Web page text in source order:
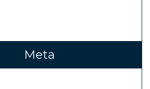
Meta